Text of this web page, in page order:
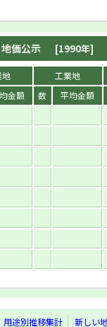
価公示 [1990年]
地 工業地
金額 数 平均金額
用途別推移集計 新しい